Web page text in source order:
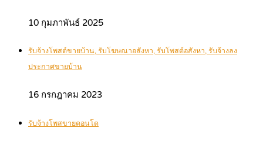
10 กุมภาพันธ์ 2025
รับจ้างโพสต์ขายบ้าน, รับโฆษณาอสังหา, รับโพสต์อสังหา, รับจ้างลง
ประกาศขายบ้าน
16 กรกฎาคม 2023
รับจ้างโพสขายคอนโด